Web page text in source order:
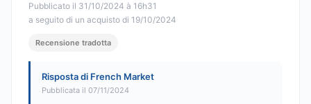
Pubblicato il 31/10/2024 à 16h31
a seguito di un acquisto di 19/10/2024
Recensione tradotta
Risposta di French Market
Pubblicata il 07/11/2024